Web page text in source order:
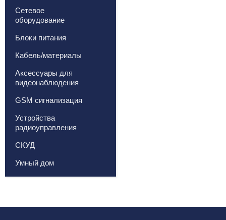
Сетевое
оборудование
Блоки питания
Кабель/материалы
Аксессуары для
видеонаблюдения
GSM сигнализация
Устройства
радиоуправления
СКУД
Умный дом